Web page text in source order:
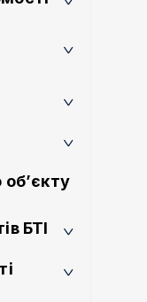
БТІ